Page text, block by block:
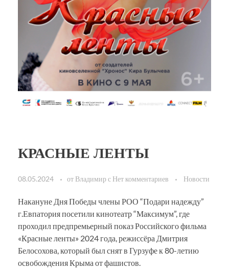
КРАСНЫЕ ЛЕНТЫ
08.05.2024 от Владимирс Нет комментариев Новости
Накануне Дня Победы члены РОО “Подари надежду”
г.Евпатория посетили кинотеатр “Максимум”, где
проходил предпремьерный показ Российского фильма
«Красные ленты» 2024 года, режиссёра Дмитрия
Белосохова, который был снят в Гурзуфе к 80-летию
освобождения Крыма от фашистов.